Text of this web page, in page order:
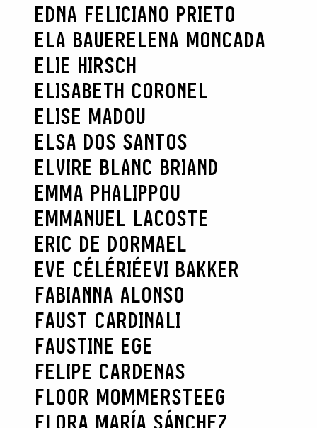
EDNA FELICIANO PRIETO
ELA BAUERELENA MONCADA
ELIE HIRSCH
ELISABETH CORONEL
ELISE MADOU
ELSA DOS SANTOS
ELVIRE BLANC BRIAND
EMMA PHALIPPOU
EMMANUEL LACOSTE
ERIC DE DORMAEL
EVE CÉLÉRIÉEVI BAKKER
FABIANNA ALONSO
FAUST CARDINALI
FAUSTINE EGE
FELIPE CARDENAS
FLOOR MOMMERSTEEG
FLORA MARÍA SÁNCHEZ